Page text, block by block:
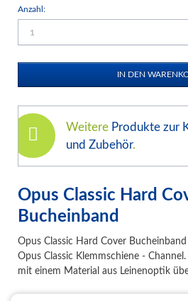
Anzahl:
Weitere Produkte zur
und Zubehör.
Opus Classic Hard
Bucheinband
Opus Classic Hard Cover
Opus Classic Klemmschiene -
mit einem Material aus Leinenoptik